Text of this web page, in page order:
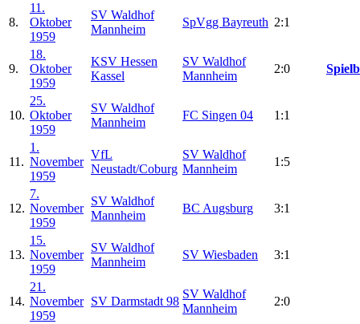
8.
11.
Oktober
1959
SV Waldhof
Mannheim
SpVgg Bayreuth 2:1
9.
18.
Oktober
1959
KSV Hessen
Kassel
SV Waldhof
Mannheim
2:0
10.
25.
Oktober
1959
SV Waldhof
Mannheim
FC Singen 04 1:1
11.
1.
November
1959
VfL
Neustadt/Coburg
SV Waldhof
Mannheim
1:5
12.
7.
November
1959
SV Waldhof
Mannheim
BC Augsburg 3:1
13.
15.
November
1959
SV Waldhof
Mannheim
SV Wiesbaden 3:1
14.
21.
November
1959
SV Darmstadt 98
SV Waldhof
Mannheim
2:0